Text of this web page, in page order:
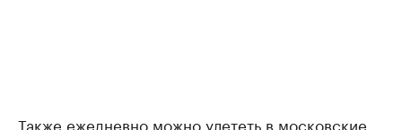
Также ежедневно можно улететь в московские